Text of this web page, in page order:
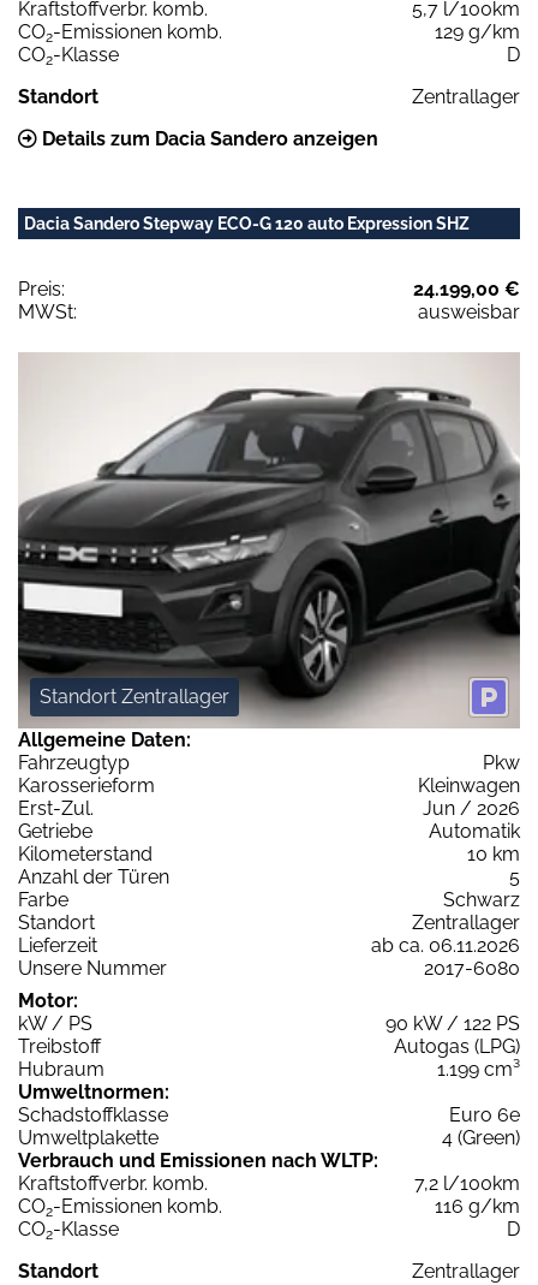
Kraftstoffverbr. komb.
5,7 l/100km
CO2-Emissionen komb.
129 g/km
CO2-Klasse
D
Standort
Zentrallager
Details zum Dacia Sandero anzeigen
Dacia Sandero Stepway ECO-G 120 auto Expression SHZ
Preis:
24.199,00 €
MWSt:
ausweisbar
Standort Zentrallager
Allgemeine Daten:
Fahrzeugtyp
Pkw
Karosserieform
Kleinwagen
Erst-Zul.
Jun / 2026
Getriebe
Automatik
Kilometerstand
10 km
Anzahl der Türen
5
Farbe
Schwarz
Standort
Zentrallager
Lieferzeit
ab ca. 06.11.2026
Unsere Nummer
2017-6080
Motor:
kW / PS
90 kW / 122 PS
Treibstoff
Autogas (LPG)
Hubraum
1.199 cm³
Umweltnormen:
Schadstoffklasse
Euro 6e
Umweltplakette
4 (Green)
Verbrauch und Emissionen nach WLTP:
Kraftstoffverbr. komb.
7,2 l/100km
CO2-Emissionen komb.
116 g/km
CO2-Klasse
D
Standort
Zentrallager